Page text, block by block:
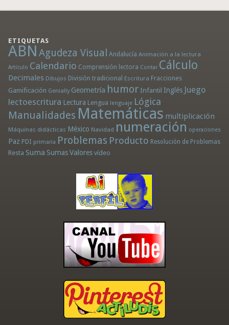
ETIQUETAS
ABN Agudeza Visual Andalucía Animación a la lectura
Artículo Calendario Comprensión lectora Contar Cálculo
Decimales Dibujos División tradicional Escritura Fracciones
Gamificación Genially Geometría humor Infantil Inglés Juego
lectoescritura Lectura Lengua lenguaje Lógica
Manualidades Matemáticas multiplicación
Máquinas didácticas México Navidad numeración operaciones
Paz PDI primaria Problemas Producto Resolución de Problemas
Resta Suma Sumas Valores vídeo